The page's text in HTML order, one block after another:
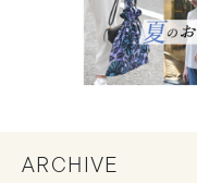
ARCHIVE